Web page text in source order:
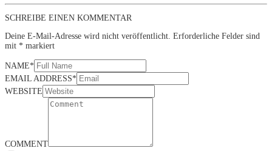
SCHREIBE EINEN KOMMENTAR
Deine E-Mail-Adresse wird nicht veröffentlicht. Erforderliche Felder sind
mit * markiert
NAME*
EMAIL ADDRESS*
WEBSITE
COMMENT